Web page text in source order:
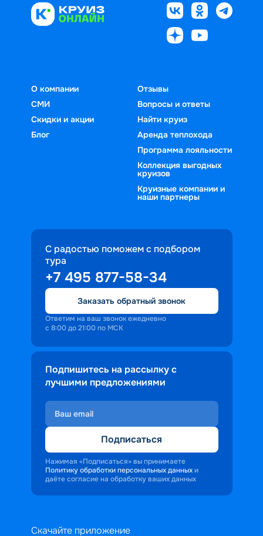
О компании
СМИ
Скидки и акции
Блог
Отзывы
Вопросы и ответы
Найти круиз
Аренда теплохода
Программа лояльности
Коллекция выгодных
круизов
Круизные компании и
наши партнеры
С радостью поможем с подбором
тура
+7 495 877-58-34
Заказать обратный звонок
Ответим на ваш звонок ежедневно
с 8:00 до 21:00 по МСК
Подпишитесь на рассылку с
лучшими предложениями
Подписаться
Нажимая «Подписаться» вы принимаете
Политику обработки персональных данных и
даёте согласие на обработку ваших данных
Скачайте приложение